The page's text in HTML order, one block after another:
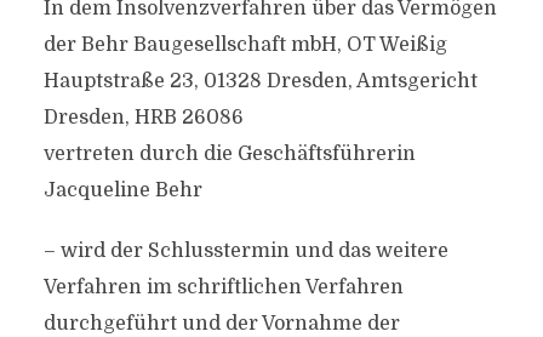
In dem Insolvenzverfahren über das Vermögen
der Behr Baugesellschaft mbH, OT Weißig
Hauptstraße 23, 01328 Dresden, Amtsgericht
Dresden, HRB 26086
vertreten durch die Geschäftsführerin
Jacqueline Behr
– wird der Schlusstermin und das weitere
Verfahren im schriftlichen Verfahren
durchgeführt und der Vornahme der